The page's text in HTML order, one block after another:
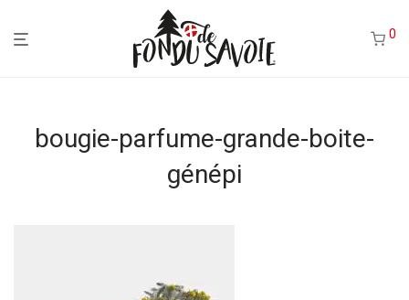
0
bougie-parfume-grande-boite-
génépi